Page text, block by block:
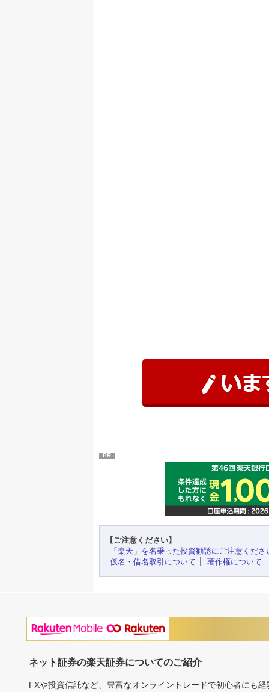
PR
【ご注意ください】
「楽天」を名乗った投資勧誘にご注意くださ
仮名・借名取引について
著作権について
ネット証券の楽天証券についてのご紹介
FXや投資信託など、豊富なオンライントレードで初心者にも